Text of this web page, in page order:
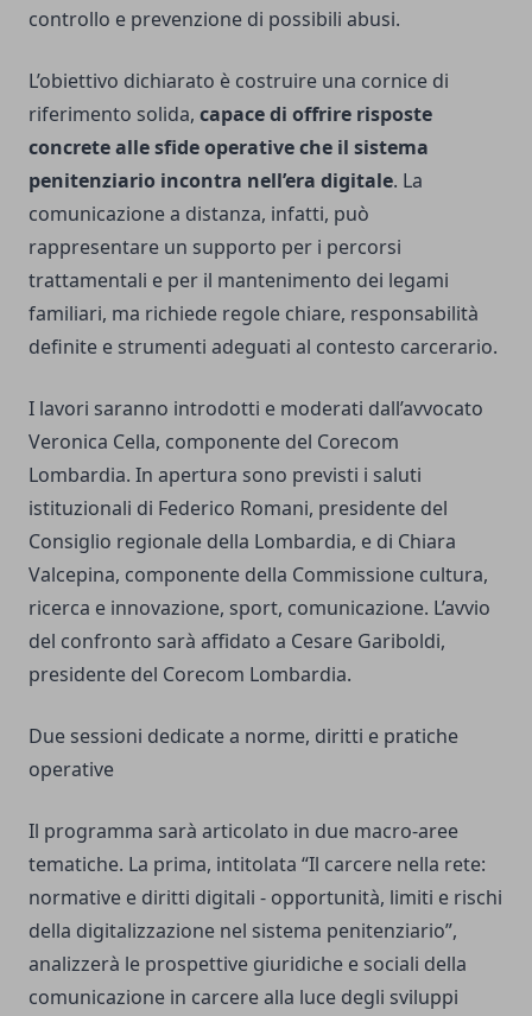
controllo e prevenzione di possibili abusi.
L’obiettivo dichiarato è costruire una cornice di
riferimento solida, capace di offrire risposte
concrete alle sfide operative che il sistema
penitenziario incontra nell’era digitale. La
comunicazione a distanza, infatti, può
rappresentare un supporto per i percorsi
trattamentali e per il mantenimento dei legami
familiari, ma richiede regole chiare, responsabilità
definite e strumenti adeguati al contesto carcerario.
I lavori saranno introdotti e moderati dall’avvocato
Veronica Cella, componente del Corecom
Lombardia. In apertura sono previsti i saluti
istituzionali di Federico Romani, presidente del
Consiglio regionale della Lombardia, e di Chiara
Valcepina, componente della Commissione cultura,
ricerca e innovazione, sport, comunicazione. L’avvio
del confronto sarà affidato a Cesare Gariboldi,
presidente del Corecom Lombardia.
Due sessioni dedicate a norme, diritti e pratiche
operative
Il programma sarà articolato in due macro-aree
tematiche. La prima, intitolata “Il carcere nella rete:
normative e diritti digitali - opportunità, limiti e rischi
della digitalizzazione nel sistema penitenziario”,
analizzerà le prospettive giuridiche e sociali della
comunicazione in carcere alla luce degli sviluppi